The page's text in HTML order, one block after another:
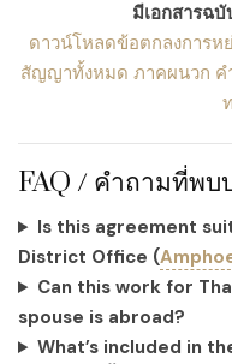
มีเอกสารฉ
ดาวน์โหลดข้อตกลงการห
สัญญาทั้งหมด ภาคผนวก ค
FAQ / คำถามที่พบ
Is this agreement
District Office (
Can this work for
spouse is abroad?
What’s included in